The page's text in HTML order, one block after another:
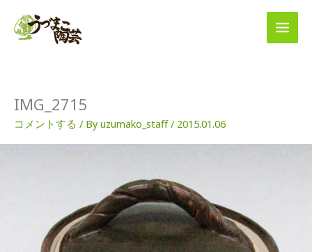
IMG_2715
コメントする / Byuzumako_staff/ 2015.01.06